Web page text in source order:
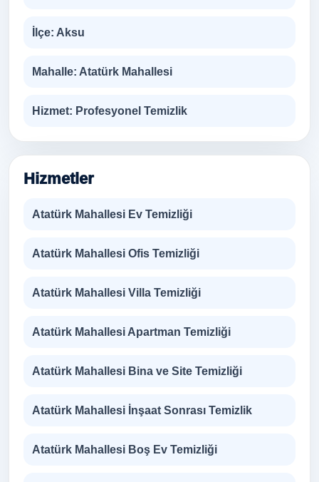
İlçe: Aksu
Mahalle: Atatürk Mahallesi
Hizmet: Profesyonel Temizlik
Hizmetler
Atatürk Mahallesi Ev Temizliği
Atatürk Mahallesi Ofis Temizliği
Atatürk Mahallesi Villa Temizliği
Atatürk Mahallesi Apartman Temizliği
Atatürk Mahallesi Bina ve Site Temizliği
Atatürk Mahallesi İnşaat Sonrası Temizlik
Atatürk Mahallesi Boş Ev Temizliği